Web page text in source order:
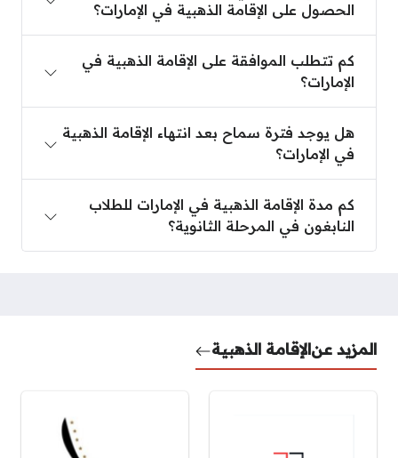
الحصول على الإقامة الذهبية في الإمارات؟
كم تتطلب الموافقة على الإقامة الذهبية في
الإمارات؟
هل يوجد فترة سماح بعد انتهاء الإقامة الذهبية
في الإمارات؟
كم مدة الإقامة الذهبية في الإمارات للطلاب
النابغون في المرحلة الثانوية؟
المزيد عنالإقامة الذهبية